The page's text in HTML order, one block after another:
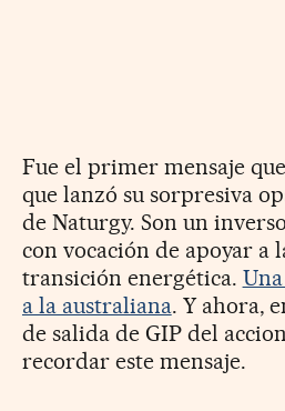
Fue el primer mensaje
que lanzó su sorpresiva
de Naturgy. Son un
con vocación de apoyar a
transición energética.
a la australiana. Y ahora,
de salida de GIP del
recordar este mensaje.